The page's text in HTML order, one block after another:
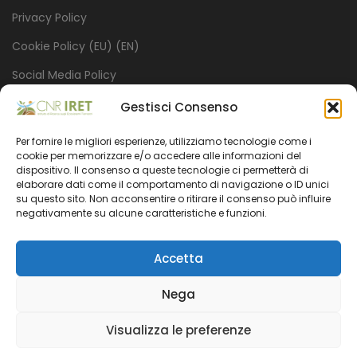
Gestisci Consenso
Per fornire le migliori esperienze, utilizziamo tecnologie come i
cookie per memorizzare e/o accedere alle informazioni del
dispositivo. Il consenso a queste tecnologie ci permetterà di
elaborare dati come il comportamento di navigazione o ID unici
su questo sito. Non acconsentire o ritirare il consenso può influire
negativamente su alcune caratteristiche e funzioni.
Accetta
Nega
Visualizza le preferenze
Privacy Policy
Cookie Policy (EU) (EN)
Social Media Policy
Credits
INSTITUTE
Mission
Transparent administration